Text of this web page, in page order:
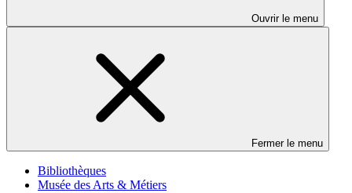
Ouvrir le menu
Fermer le menu
Bibliothèques
Musée des Arts & Métiers